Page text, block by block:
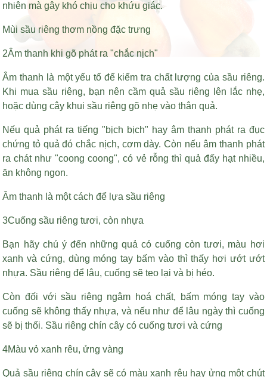
nhiên mà gây khó chịu cho khứu giác.
Mùi sầu riêng thơm nồng đặc trưng
2Âm thanh khi gõ phát ra "chắc nịch"
Âm thanh là một yếu tố để kiểm tra chất lượng của sầu riêng.
Khi mua sầu riêng, bạn nên cầm quả sầu riêng lên lắc nhẹ,
hoặc dùng cây khui sầu riêng gõ nhẹ vào thân quả.
Nếu quả phát ra tiếng "bịch bịch" hay âm thanh phát ra đục
chứng tỏ quả đó chắc nịch, cơm dày. Còn nếu âm thanh phát
ra chát như "coong coong", có vẻ rỗng thì quả đấy hạt nhiều,
ăn không ngon.
Âm thanh là một cách để lựa sầu riêng
3Cuống sầu riêng tươi, còn nhựa
Bạn hãy chú ý đến những quả có cuống còn tươi, màu hơi
xanh và cứng, dùng móng tay bấm vào thì thấy hơi ướt ướt
nhựa. Sầu riêng để lâu, cuống sẽ teo lại và bị héo.
Còn đối với sầu riêng ngâm hoá chất, bấm móng tay vào
cuống sẽ không thấy nhựa, và nếu như để lâu ngày thì cuống
sẽ bị thối. Sầu riêng chín cây có cuống tươi và cứng
4Màu vỏ xanh rêu, ửng vàng
Quả sầu riêng chín cây sẽ có màu xanh rêu hay ửng một chút